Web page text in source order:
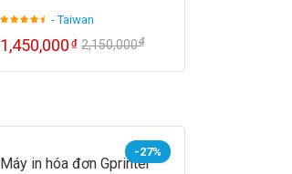
- Taiwan
1,450,000₫ 2,150,000₫
-27%
Máy in hóa đơn Gprinter